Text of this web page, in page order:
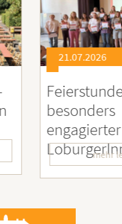
21.07.2026
Feierstunde zu
besonders
engagierter
LoburgerInnen
mehr lesen